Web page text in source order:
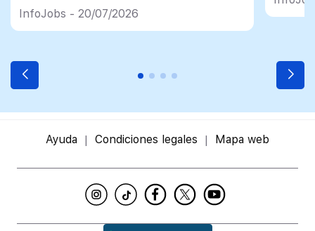
InfoJobs - 20/07/2026
Ayuda Condiciones legales Mapa web